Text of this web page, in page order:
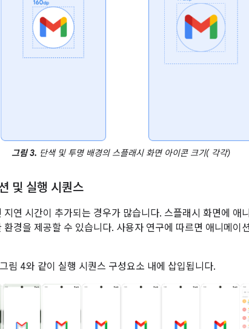
그림 3. 단색 및 투명 배경의 스플래시 화면 아이콘 크기( 각각)
및 실행 시퀀스
연 시간이 추가되는 경우가 많습니다. 스플래시 화면에 애
경을 제공할 수 있습니다. 사용자 연구에 따르면 애니메이
림 4와 같이 실행 시퀀스 구성요소 내에 삽입됩니다.